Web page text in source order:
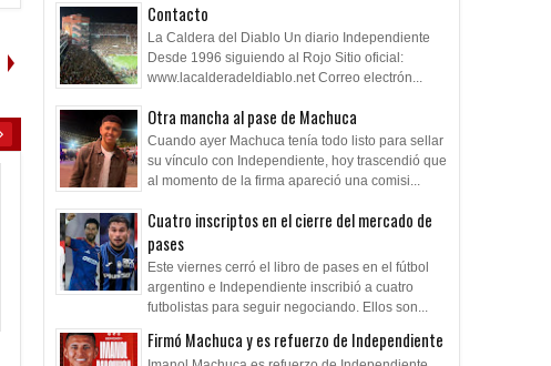
El Rey y los mendigos
Jan
Cuando era Campeón del
09
Dec
2025
Campeones 1988/
Contacto
La Caldera del Diablo Un diario Independiente
Desde 1996 siguiendo al Rojo Sitio oficial:
www.lacalderadeldiablo.net Correo electrón...
Otra mancha al pase de Machuca
Cuando ayer Machuca tenía todo listo para sellar
su vínculo con Independiente, hoy trascendió que
al momento de la firma apareció una comisi...
Cuatro inscriptos en el cierre del mercado de
pases
Este viernes cerró el libro de pases en el fútbol
argentino e Independiente inscribió a cuatro
futbolistas para seguir negociando. Ellos son...
Firmó Machuca y es refuerzo de Independiente